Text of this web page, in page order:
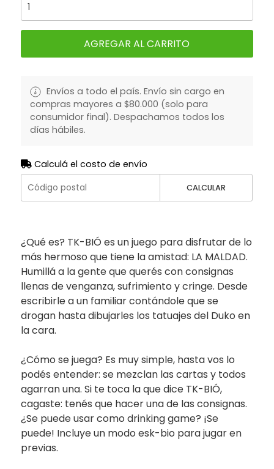
AGREGAR AL CARRITO
Envíos a todo el país. Envío sin cargo en
compras mayores a $80.000 (solo para
consumidor final). Despachamos todos los
días hábiles.
Calculá el costo de envío
CALCULAR
¿Qué es? TK-BIÓ es un juego para disfrutar de lo
más hermoso que tiene la amistad: LA MALDAD.
Humillá a la gente que querés con consignas
llenas de venganza, sufrimiento y cringe. Desde
escribirle a un familiar contándole que se
drogan hasta dibujarles los tatuajes del Duko en
la cara.
¿Cómo se juega? Es muy simple, hasta vos lo
podés entender: se mezclan las cartas y todos
agarran una. Si te toca la que dice TK-BIÓ,
cagaste: tenés que hacer una de las consignas.
¿Se puede usar como drinking game? ¡Se
puede! Incluye un modo esk-bio para jugar en
previas.